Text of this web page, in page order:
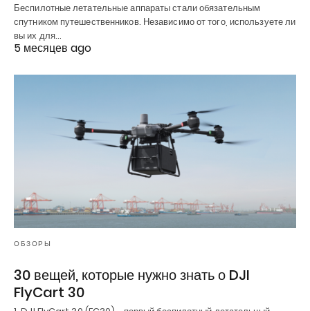
Беспилотные летательные аппараты стали обязательным
спутником путешественников. Независимо от того, используете ли
вы их для…
5 месяцев ago
ОБЗОРЫ
30 вещей, которые нужно знать о DJI
FlyCart 30